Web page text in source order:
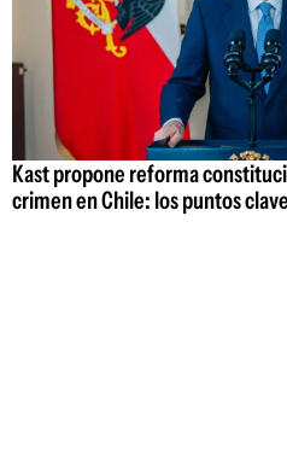
Kast propone reforma
crimen en Chile: los puntos